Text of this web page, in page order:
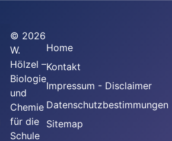
© 2026
W.
Hölzel –
Biologie
und
Chemie
für die
Schule
Home
Kontakt
Impressum - Disclaimer
Datenschutzbestimmungen
Sitemap